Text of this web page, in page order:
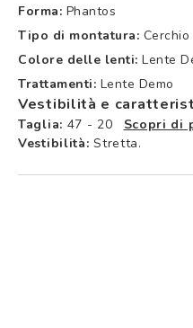
Forma: Phantos
Tipo di montatura:
Colore delle lenti: Lente
Trattamenti: Lente Demo
Vestibilità e
Taglia: 47 - 20
Scopri di
Vestibilità: Stretta.